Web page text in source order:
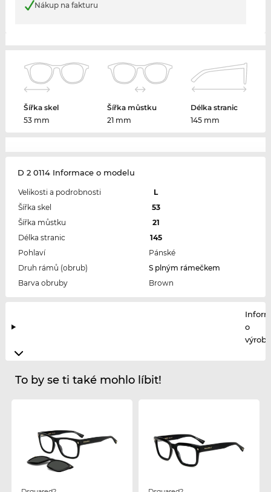
Nákup na fakturu
Šířka skel
53 mm
Šířka můstku
21 mm
Délka stranic
145 mm
D 2 0114 Informace o modelu
Velikosti a podrobnosti
L
Šířka skel
53
Šířka můstku
21
Délka stranic
145
Pohlaví
Pánské
Druh rámů (obrub)
S plným rámečkem
Barva obruby
Brown
o
To by se ti také mohlo líbit!